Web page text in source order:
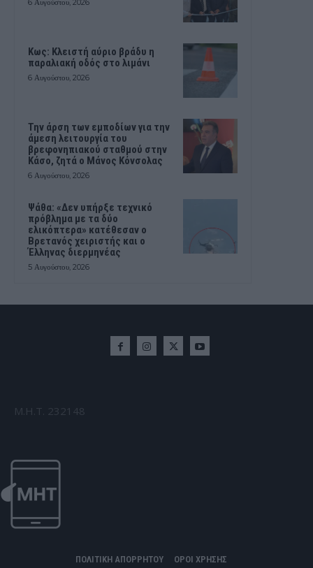
6 Αυγούστου, 2026
Κως: Κλειστή αύριο βράδυ η
παραλιακή οδός στο λιμάνι
6 Αυγούστου, 2026
Την άρση των εμποδίων για την
άμεση λειτουργία του
βρεφονηπιακού σταθμού στην
Κάσο, ζητά ο Μάνος Κόνσολας
6 Αυγούστου, 2026
Ψάθα: «Δεν υπήρξε τεχνικό
πρόβλημα με τα δύο
ελικόπτερα» κατέθεσαν ο
Βρετανός χειριστής και ο
Έλληνας διερμηνέας
5 Αυγούστου, 2026
Μ.Η.Τ. 232148
ΠΟΛΙΤΙΚΗ ΑΠΟΡΡΗΤΟΥ ΟΡΟΙ ΧΡΗΣΗΣ